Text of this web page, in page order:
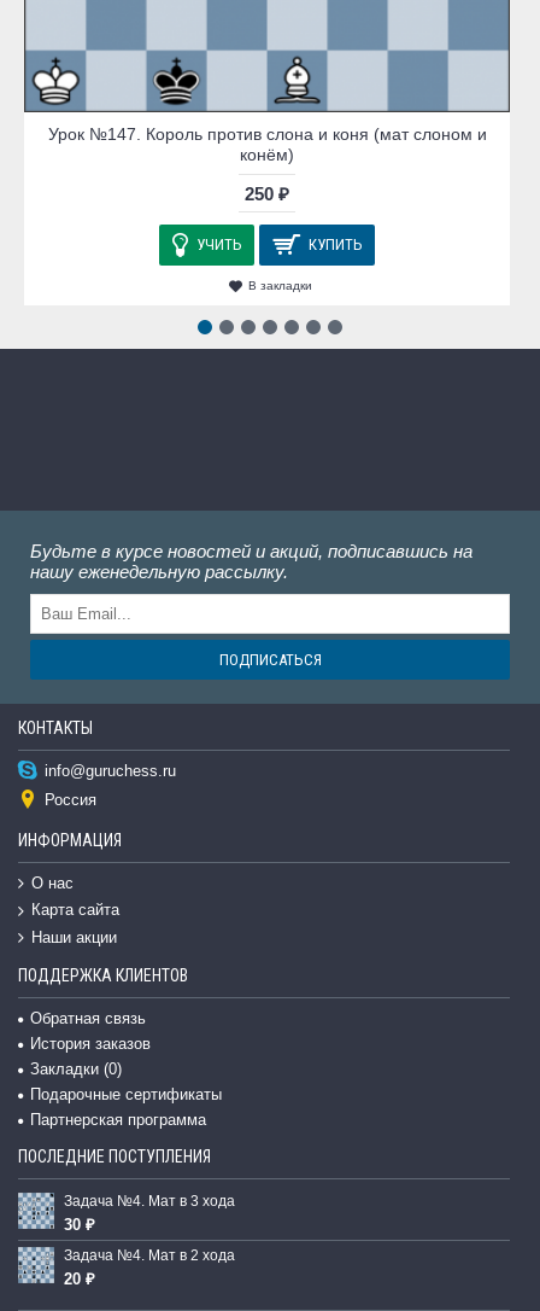
Урок №147. Король против слона и коня (мат слоном и
конём)
250 ₽
УЧИТЬ КУПИТЬ
В закладки
Будьте в курсе новостей и акций, подписавшись на
нашу еженедельную рассылку.
ПОДПИСАТЬСЯ
КОНТАКТЫ
info@guruchess.ru
Россия
ИНФОРМАЦИЯ
О нас
Карта сайта
Наши акции
ПОДДЕРЖКА КЛИЕНТОВ
Обратная связь
История заказов
Закладки (0)
Подарочные сертификаты
Партнерская программа
ПОСЛЕДНИЕ ПОСТУПЛЕНИЯ
Задача №4. Мат в 3 хода
30 ₽
Задача №4. Мат в 2 хода
20 ₽